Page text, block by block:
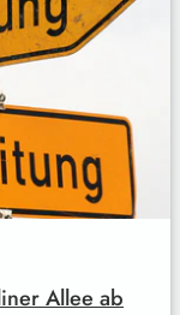
Allee ab